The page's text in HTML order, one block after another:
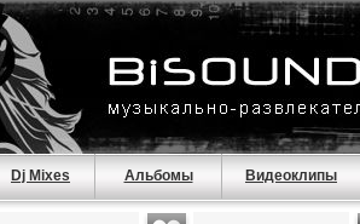
Dj Mixes Альбомы Видеоклипы